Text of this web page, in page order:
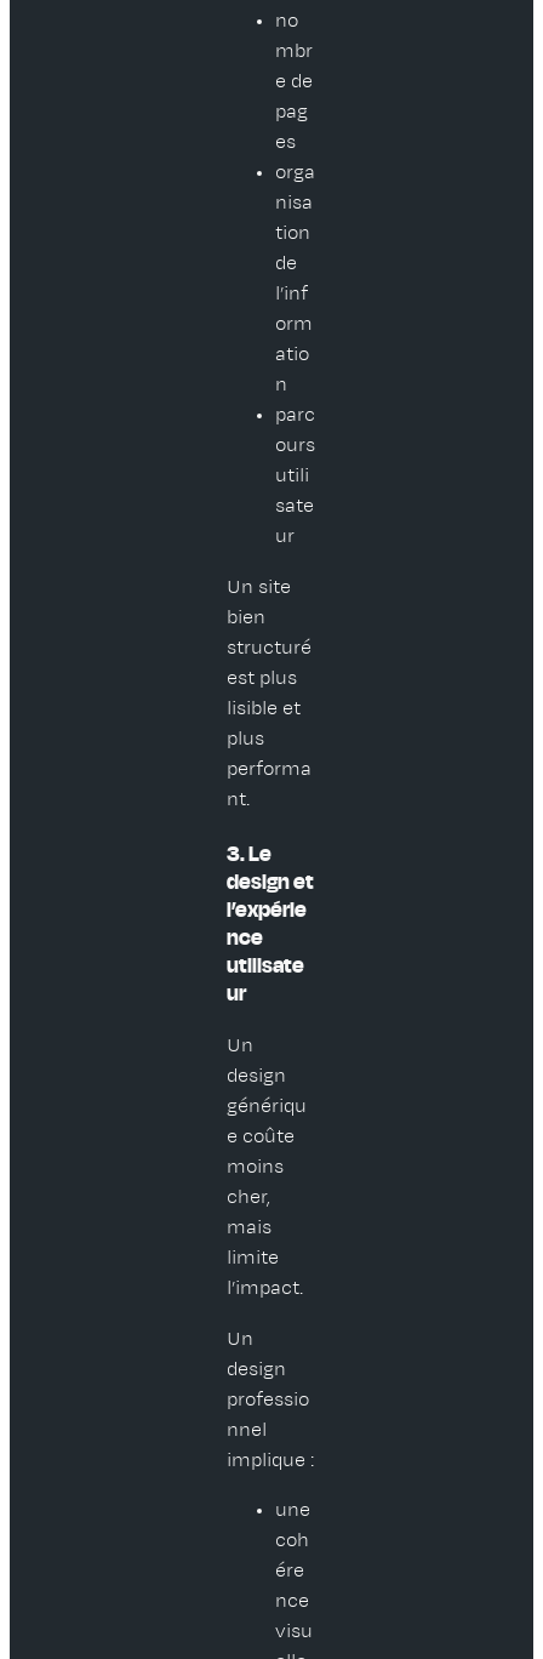
no
mbr
e de
pag
es
orga
nisa
tion
de
l’inf
orm
atio
n
parc
ours
utili
sate
ur
Un site
bien
structuré
est plus
lisible et
plus
performa
nt.
3. Le
design et
l’expérie
nce
utilisate
ur
Un
design
génériqu
e coûte
moins
cher,
mais
limite
l’impact.
Un
design
professio
nnel
implique :
une
coh
ére
nce
visu